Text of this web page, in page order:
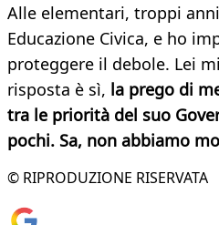
Alle elementari, troppi
Educazione Civica, e ho
proteggere il debole. Lei
risposta è sì, la prego di
tra le priorità del suo
pochi. Sa, non abbiamo
© RIPRODUZIONE RISERVATA